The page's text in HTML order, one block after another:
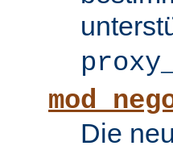
Die